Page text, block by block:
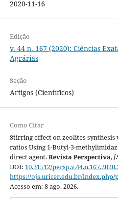
2020-11-16
Edição
v. 44 n. 167 (2020): Ciências
Agrárias
Seção
Artigos (Científicos)
Como Citar
Stirring effect on zeolites
ratios Using 1-Butyl-3-
direct agent.Revista Perspectiva,
DOI: 10.31512/
https://ojs.uricer.edu.br/
Acesso em: 8 ago. 2026.